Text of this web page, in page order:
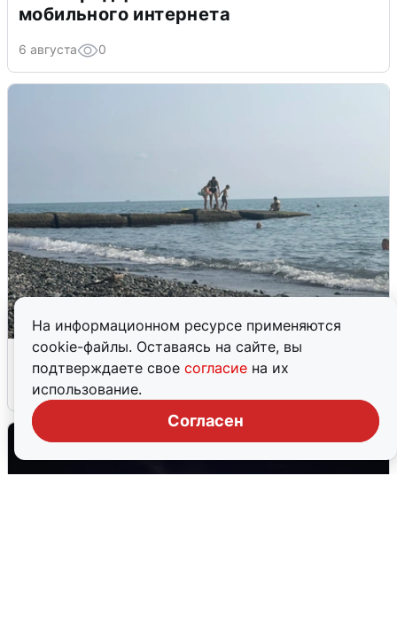
На информационном ресурсе применяются
cookie-файлы. Оставаясь на сайте, вы
подтверждаете свое согласие на их
использование.
Согласен
мобильного интернета
6 августа 0
Сирены в Сочи: новая угроза БПЛА
6 августа 0